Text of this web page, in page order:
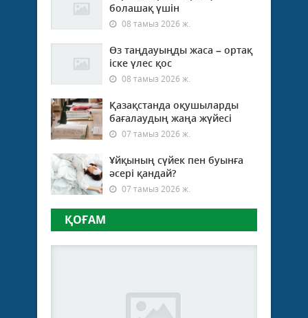
болашақ үшін
08 тамыз 2026 ж.
Өз таңдауыңды жаса – ортақ
іске үлес қос
08 тамыз 2026 ж.
Қазақстанда оқушыларды
бағалаудың жаңа жүйесі
07 тамыз 2026 ж.
Ұйқының сүйек пен буынға
әсері қандай?
07 тамыз 2026 ж.
ҚОҒАМ